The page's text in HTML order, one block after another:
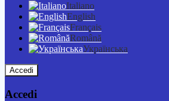
Italiano
English
Français
Română
Українська
Accedi
Accedi